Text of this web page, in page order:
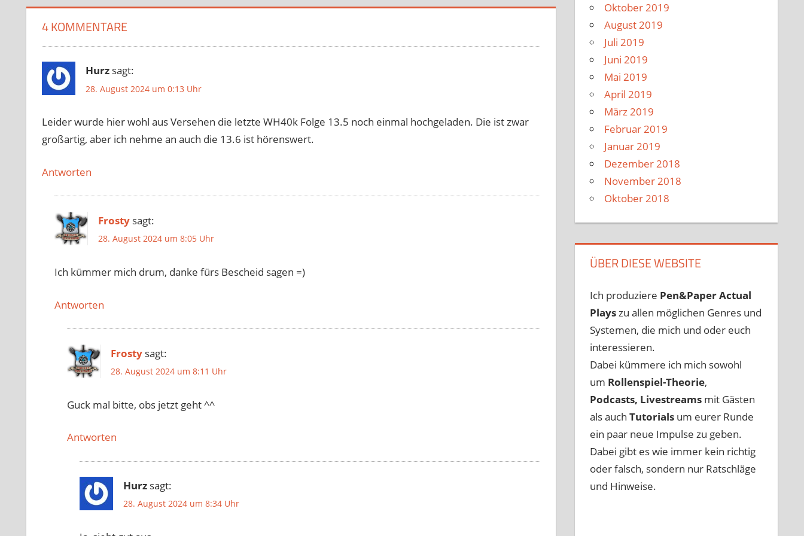
4 KOMMENTARE
Hurz sagt:
28. August 2024 um 0:13 Uhr
Leider wurde hier wohl aus Versehen die letzte WH40k Folge 13.5 noch einmal hochgeladen. Die ist zwar
großartig, aber ich nehme an auch die 13.6 ist hörenswert.
Antworten
Frosty sagt:
28. August 2024 um 8:05 Uhr
Ich kümmer mich drum, danke fürs Bescheid sagen =)
Antworten
Frosty sagt:
28. August 2024 um 8:11 Uhr
Guck mal bitte, obs jetzt geht ^^
Antworten
Hurz sagt:
28. August 2024 um 8:34 Uhr
Oktober 2019
August 2019
Juli 2019
Juni 2019
Mai 2019
April 2019
März 2019
Februar 2019
Januar 2019
Dezember 2018
November 2018
Oktober 2018
ÜBER DIESE WEBSITE
Ich produziere Pen&PaperActual
Playszu allen möglichen Genres und
Systemen, die mich und oder euch
interessieren.
Dabei kümmere ich mich sowohl
um Rollenspiel-Theorie,
Podcasts, Livestreams mit Gästen
als auchTutorials um eurer Runde
ein paar neue Impulse zu geben.
Dabei gibt es wie immer kein richtig
oder falsch, sondern nur Ratschläge
und Hinweise.